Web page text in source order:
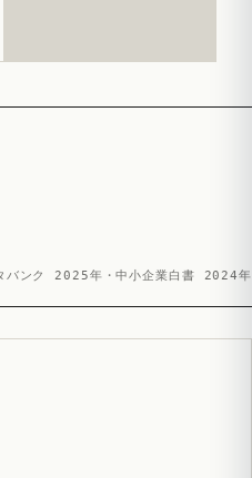
バンク 2025年・中小企業白書 2024年